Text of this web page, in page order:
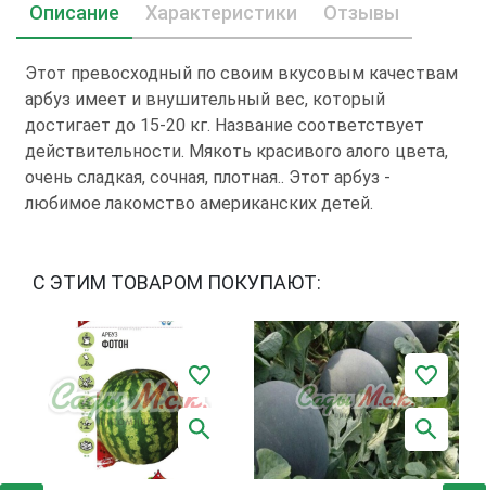
Описание Характеристики Отзывы
Этот превосходный по своим вкусовым качествам
арбуз имеет и внушительный вес, который
достигает до 15-20 кг. Название соответствует
действительности. Мякоть красивого алого цвета,
очень сладкая, сочная, плотная.. Этот арбуз -
любимое лакомство американских детей.
С ЭТИМ ТОВАРОМ ПОКУПАЮТ: